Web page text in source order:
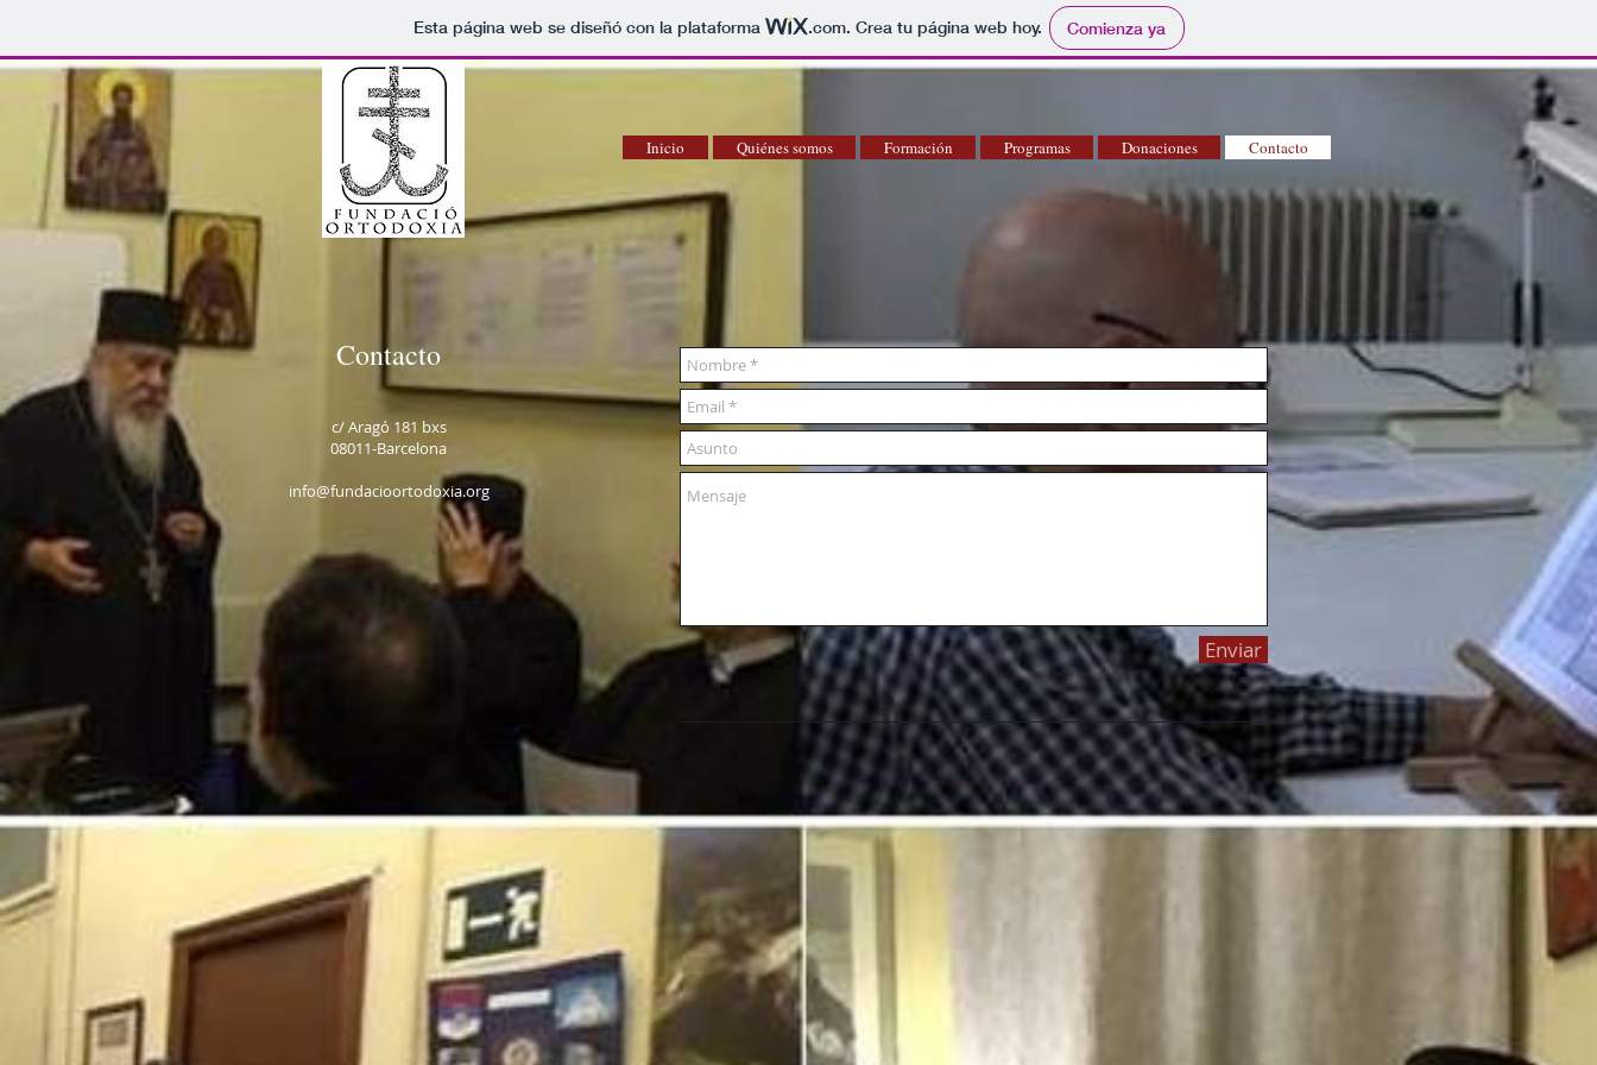
Esta página web se diseñó con la plataforma .com. Crea tu página web hoy. Comienza ya
Inicio Quiénes somos Formación Programas Donaciones Contacto
Contact​o
c/ Aragó 181 bxs
08011-Barcelona
info@fundacioortodoxia.org
Enviar